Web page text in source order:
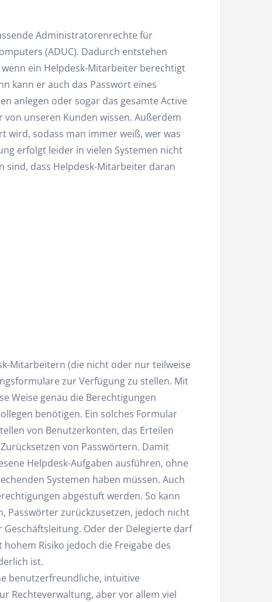
Administratorenrechte für
(ADUC). Dadurch entstehen
ein Helpdesk-Mitarbeiter berechtigt
kann er auch das Passwort eines
anlegen oder sogar das gesamte Active
unseren Kunden wissen. Außerdem
wird, sodass man immer weiß, wer was
erfolgt leider in vielen Systemen nicht
sind, dass Helpdesk-Mitarbeiter daran
Mitarbeitern (die nicht oder nur teilweise
zur Verfügung zu stellen. Mit
Weise genau die Berechtigungen
benötigen. Ein solches Formular
von Benutzerkonten, das Erteilen
von Passwörtern. Damit
Helpdesk-Aufgaben ausführen, ohne
Systemen haben müssen. Auch
abgestuft werden. So kann
Passwörter zurückzusetzen, jedoch nicht
Oder der Delegierte darf
Risiko jedoch die Freigabe des
ist.
benutzerfreundliche, intuitive
Rechteverwaltung, aber vor allem viel